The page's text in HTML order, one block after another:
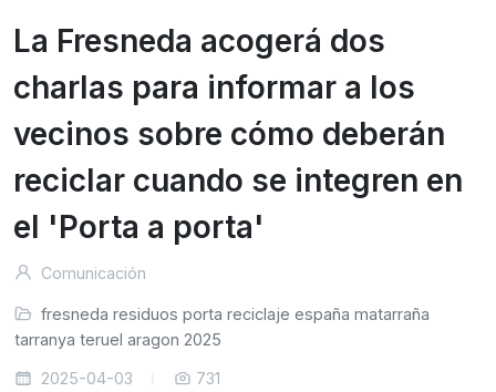
La Fresneda acogerá dos
charlas para informar a los
vecinos sobre cómo deberán
reciclar cuando se integren en
el 'Porta a porta'
Comunicación
fresneda residuos porta reciclaje españa matarraña
teruel aragon 2025
2025-04-03 731